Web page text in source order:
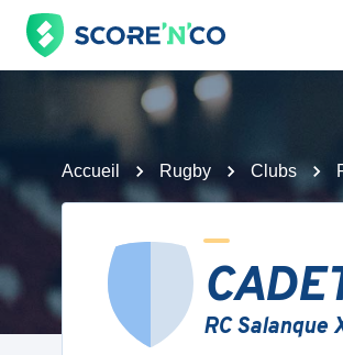
Accueil Rugby Clubs
RC Salanque